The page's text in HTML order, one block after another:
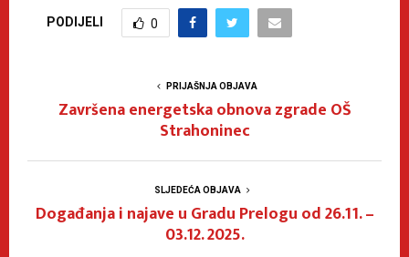
PODIJELI 0
PRIJAŠNJA OBJAVA
Završena energetska obnova zgrade OŠ
Strahoninec
SLJEDEĆA OBJAVA
Događanja i najave u Gradu Prelogu od 26.11. –
03.12. 2025.